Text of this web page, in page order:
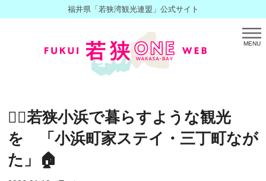
福井県「若狭湾観光連盟」公式サイト
MENU
🚶‍♀️若狭小浜で暮らすような観光
を 「小浜町家ステイ・三丁町なが
た」🏠